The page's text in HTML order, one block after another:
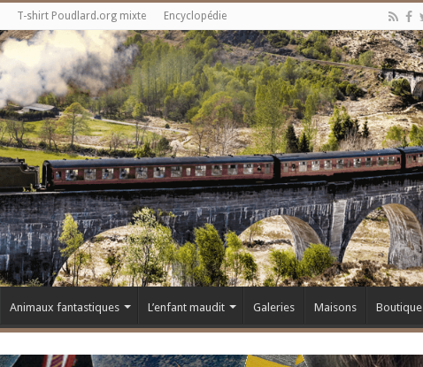
T-shirt Poudlard.org mixte Encyclopédie
Animaux fantastiques L’enfant maudit Galeries Maisons Boutique